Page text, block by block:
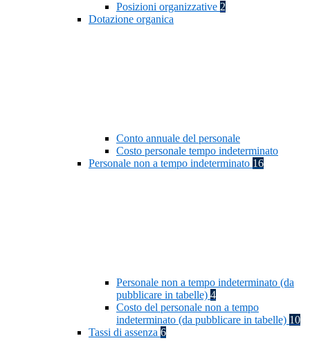
Posizioni organizzative 2
Dotazione organica
Conto annuale del personale
Costo personale tempo indeterminato
Personale non a tempo indeterminato 16
Personale non a tempo indeterminato (da
pubblicare in tabelle) 4
Costo del personale non a tempo
indeterminato (da pubblicare in tabelle) 10
Tassi di assenza 6